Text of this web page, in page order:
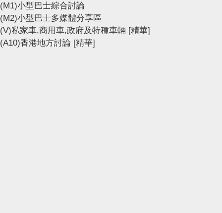
(M1)小型巴士綜合討論
(M2)小型巴士多媒體分享區
(V)私家車,商用車,政府及特種車輛 [精華]
(A10)香港地方討論 [精華]